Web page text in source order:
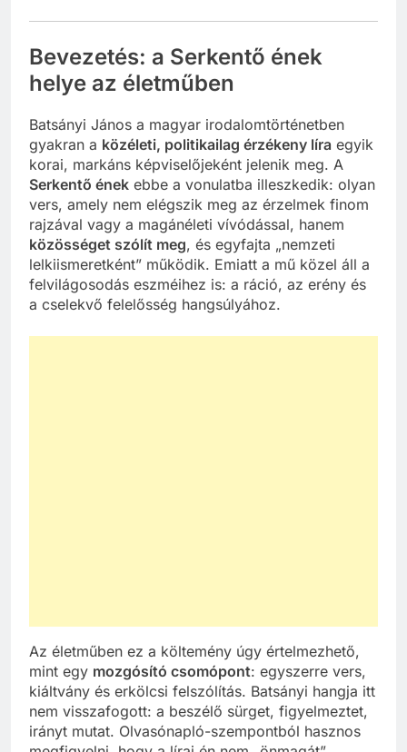
Bevezetés: a Serkentő ének
helye az életműben
Batsányi János a magyar irodalomtörténetben
gyakran a közéleti, politikailag érzékeny líra egyik
korai, markáns képviselőjeként jelenik meg. A
Serkentő ének ebbe a vonulatba illeszkedik: olyan
vers, amely nem elégszik meg az érzelmek finom
rajzával vagy a magánéleti vívódással, hanem
közösséget szólít meg, és egyfajta „nemzeti
lelkiismeretként” működik. Emiatt a mű közel áll a
felvilágosodás eszméihez is: a ráció, az erény és
a cselekvő felelősség hangsúlyához.
Az életműben ez a költemény úgy értelmezhető,
mint egy mozgósító csomópont: egyszerre vers,
kiáltvány és erkölcsi felszólítás. Batsányi hangja itt
nem visszafogott: a beszélő sürget, figyelmeztet,
irányt mutat. Olvasónapló-szempontból hasznos